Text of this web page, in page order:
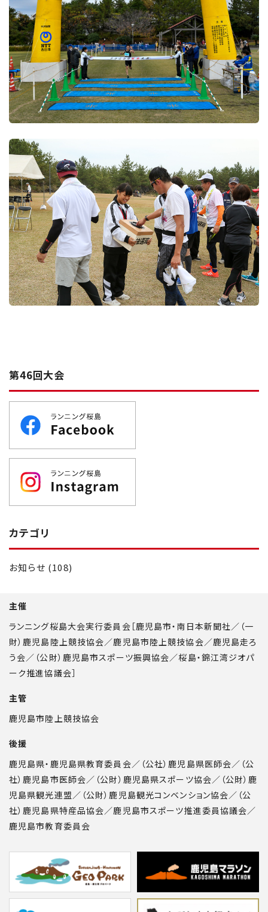
第46回大会
カテゴリ
お知らせ (108)
主催
ランニング桜島大会実行委員会［鹿児島市・南日本新聞社／（一
財）鹿児島陸上競技協会／鹿児島市陸上競技協会／鹿児島走ろ
う会／（公財）鹿児島市スポーツ振興協会／桜島・錦江湾ジオパ
ーク推進協議会］
主管
鹿児島市陸上競技協会
後援
鹿児島県・鹿児島県教育委員会／（公社）鹿児島県医師会／（公
社）鹿児島市医師会／（公財）鹿児島県スポーツ協会／（公財）鹿
児島県観光連盟／（公財）鹿児島観光コンベンション協会／（公
社）鹿児島県特産品協会／鹿児島市スポーツ推進委員協議会／
鹿児島市教育委員会